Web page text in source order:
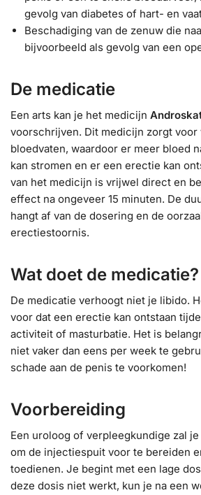
gevolg van diabetes of hart- en
Beschadiging van de zenuw die
bijvoorbeeld als gevolg van een
De medicatie
Een arts kan je het medicijn
voorschrijven. Dit medicijn zorgt voor
bloedvaten, waardoor er meer bloed
kan stromen en er een erectie kan
van het medicijn is vrijwel direct en
effect na ongeveer 15 minuten. De
hangt af van de dosering en de
erectiestoornis.
Wat doet de medicatie?
De medicatie verhoogt niet je libido.
voor dat een erectie kan ontstaan
activiteit of masturbatie. Het is
niet vaker dan eens per week te
schade aan de penis te voorkomen!
Voorbereiding
Een uroloog of verpleegkundige zal
om de injectiespuit voor te bereiden
toedienen. Je begint met een lage
deze dosis niet werkt, kun je na een